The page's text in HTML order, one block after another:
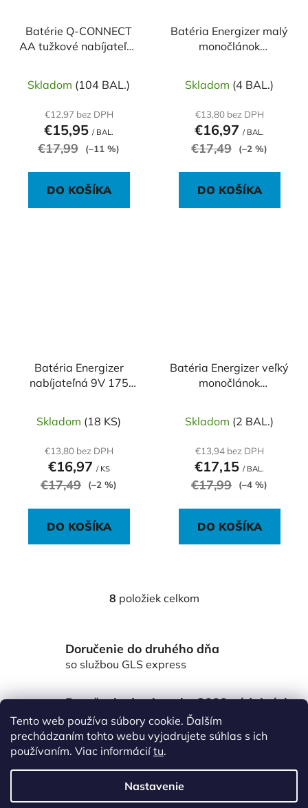
Tento web používa súbory cookie. Ďalším
prechádzaním tohto webu vyjadrujete súhlas s ich
používaním. Viac informáciítu.
Nastavenie
Batérie Q-CONNECT
AA tužkové nabíjateľné
Skladom (104 BAL.)
€12,97 bez DPH
€15,95 / BAL.
€17,99 (–11 %)
DO KOŠÍKA
Batéria Energizer malý
monočlánok
Skladom (4 BAL.)
€13,80 bez DPH
€16,97 / BAL.
€17,49 (–2 %)
DO KOŠÍKA
Batéria Energizer
nabíjateľná 9V 175
Skladom (18 KS)
€13,80 bez DPH
€16,97 / KS
€17,49 (–2 %)
DO KOŠÍKA
Batéria Energizer veľký
monočlánok
Skladom (2 BAL.)
€13,94 bez DPH
€17,15 / BAL.
€17,99 (–4 %)
DO KOŠÍKA
O
á
d
c
e
p
r
v
k
y
8 položiek celkom
Doručenie do druhého dňa
so službou GLS express
Doručenie do viac ako 3000 výdajných
miest Packeta
po celom Slovensku